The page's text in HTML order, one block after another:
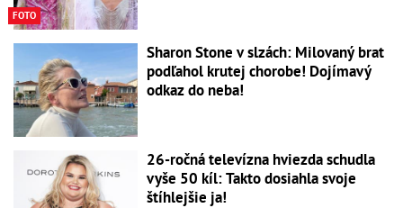
FOTO
Sharon Stone v slzách: Milovaný brat
podľahol krutej chorobe! Dojímavý
odkaz do neba!
26-ročná televízna hviezda schudla
vyše 50 kíl: Takto dosiahla svoje
štíhlejšie ja!